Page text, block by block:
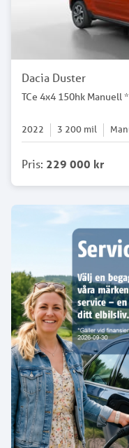
Dacia Duster
TCe 4x4 150hk Manuell
2022 3 200 mil
Pris: 229 000 kr